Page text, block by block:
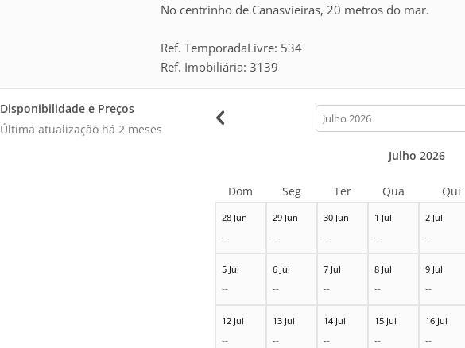
No centrinho de Canasvieiras, 20 metros do mar.
Ref. TemporadaLivre: 534
Ref. Imobiliária: 3139
Disponibilidade e Preços
Última atualização há 2 meses
calendar-
month
28 Jun
--
29 Jun
--
30 Jun
--
1 Jul
--
2 Jul
--
5 Jul
--
6 Jul
--
7 Jul
--
8 Jul
--
9 Jul
--
12 Jul
--
13 Jul
--
14 Jul
--
15 Jul
--
16 Jul
--
Julho 2026
Dom Seg Ter Qua Qui